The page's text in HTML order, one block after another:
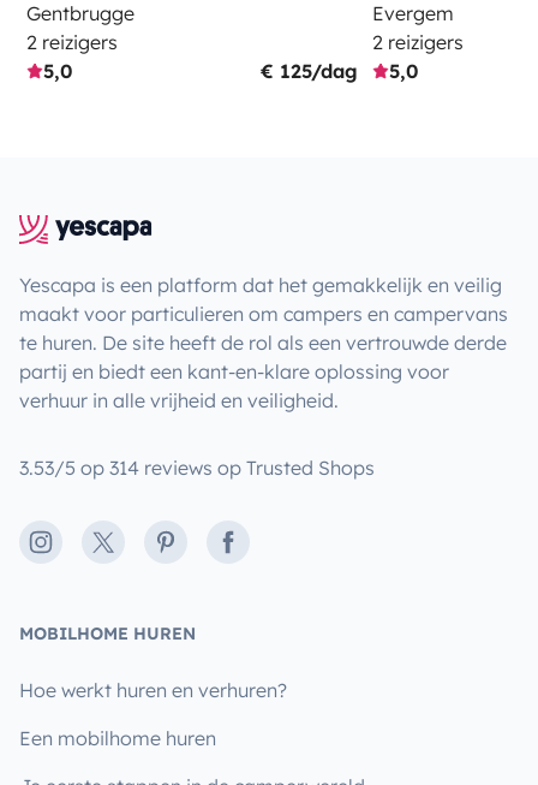
Gentbrugge
2 reizigers
5,0
€ 125/dag
Evergem
2 reizigers
5,0
Yescapa is een platform dat het gemakkelijk en veilig
maakt voor particulieren om campers en campervans
te huren. De site heeft de rol als een vertrouwde derde
partij en biedt een kant-en-klare oplossing voor
verhuur in alle vrijheid en veiligheid.
3.53/5 op 314 reviews op Trusted Shops
Instagram
X PinterestFacebook
MOBILHOME HUREN
Hoe werkt huren en verhuren?
Een mobilhome huren